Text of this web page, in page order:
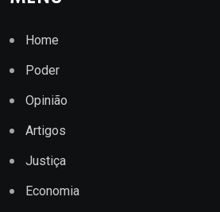
Home
Poder
Opinião
Artigos
Justiça
Economia